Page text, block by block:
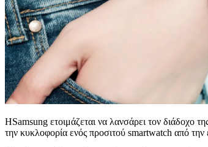
ΗSamsung ετοιμάζεται να λανσάρει τον διάδοχο
την κυκλοφορία ενός προσιτού smartwatch από την